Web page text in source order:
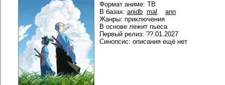
Формат аниме: ТВ
В базах: anidb mal
ann
Жанры: приключения
В основе лежит пьеса
Первый релиз: ??.01.2027
Синопсис: описания ещё нет